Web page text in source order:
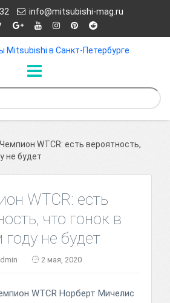
info@mitsubishi-mag.ru
Чемпион WTCR: есть вероятность,
не будет
WTCR: есть
что гонок в
году не будет
2 мая, 2020
WTCR Норберт Мичелис